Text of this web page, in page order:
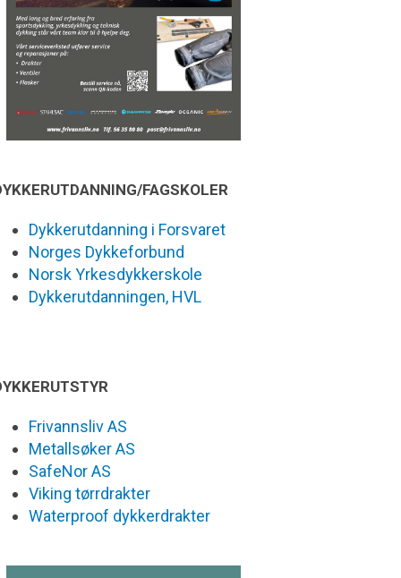
FAGSKOLER
Dykkerutdanning i Forsvaret
Norges Dykkeforbund
Norsk Yrkesdykkerskole
Dykkerutdanningen, HVL
Frivannsliv AS
Metallsøker AS
SafeNor AS
Viking tørrdrakter
Waterproof dykkerdrakter